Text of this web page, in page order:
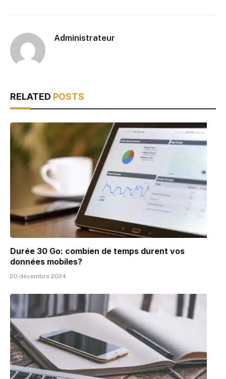
Administrateur
RELATED POSTS
Durée 30 Go: combien de temps durent vos
données mobiles?
20 décembre 2024